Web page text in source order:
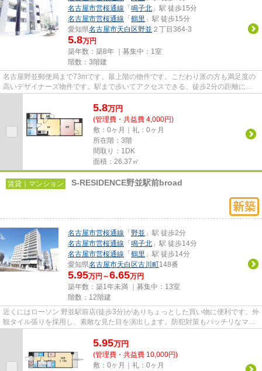
名古屋市営桜通線 「 鳴子北 」駅 徒歩15分
名古屋市営桜通線 「 鶴里 」駅 徒歩15分
愛知県名古屋市天白区野並 ２丁目364-3
5.8万円
築年数：築8年 ｜募集中： 1室
階数：3階建
名古屋野並郵便局まで73mです。最上階の物件です。こだわり派の方も満足度の
高いデザイナーズ物件です。駅まで歩いてアクセスできる、徒歩2分の距離に立
5.8万円
(管理費・共益費 4,000円)
敷：0ヶ月｜礼：0ヶ月
所在階：3階
間取り：1DK
面積：26.37㎡
賃貸｜マンション S-RESIDENCE野並駅前broad
名古屋市営桜通線 「 野並 」駅 徒歩2分
名古屋市営桜通線 「 鳴子北 」駅 徒歩14分
名古屋市営桜通線 「 鶴里 」駅 徒歩14分
愛知県名古屋市天白区古川町148番
5.95万円～6.65万円
築年数：築1年未満 ｜募集中： 13室
階数：12階建
近くにはローソン 野並駅前店(徒歩3分)がありちょっとした買い物に便利です。外
観タイル張りを採用し、素敵な見た目を演出します。防犯対策もバッチリなマン
5.95万円
(管理費・共益費 10,000円)
敷：0ヶ月｜礼：0ヶ月